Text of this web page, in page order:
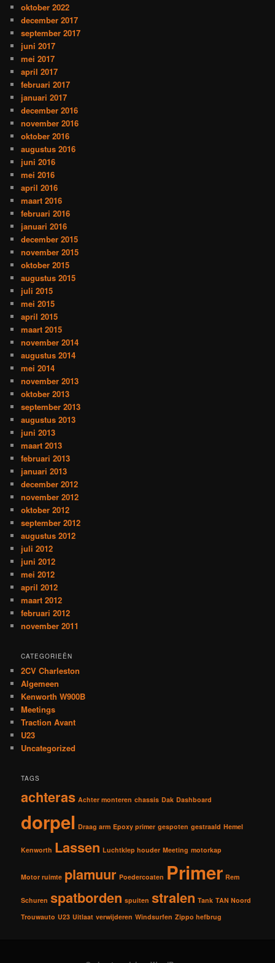
oktober 2022
december 2017
september 2017
juni 2017
mei 2017
april 2017
februari 2017
januari 2017
december 2016
november 2016
oktober 2016
augustus 2016
juni 2016
mei 2016
april 2016
maart 2016
februari 2016
januari 2016
december 2015
november 2015
oktober 2015
augustus 2015
juli 2015
mei 2015
april 2015
maart 2015
november 2014
augustus 2014
mei 2014
november 2013
oktober 2013
september 2013
augustus 2013
juni 2013
maart 2013
februari 2013
januari 2013
december 2012
november 2012
oktober 2012
september 2012
augustus 2012
juli 2012
juni 2012
mei 2012
april 2012
maart 2012
februari 2012
november 2011
CATEGORIEËN
2CV Charleston
Algemeen
Kenworth W900B
Meetings
Traction Avant
U23
Uncategorized
TAGS
achteras Achter monteren chassis Dak Dashboard
dorpel Draag arm Epoxy primer gespoten gestraald Hemel
Kenworth Lassen Luchtklep houder Meeting motorkap
Motor ruimte plamuur Poedercoaten Primer Rem
Schuren spatborden spuiten stralen Tank TAN Noord
Trouwauto U23 Uitlaat verwijderen Windsurfen Zippo hefbrug